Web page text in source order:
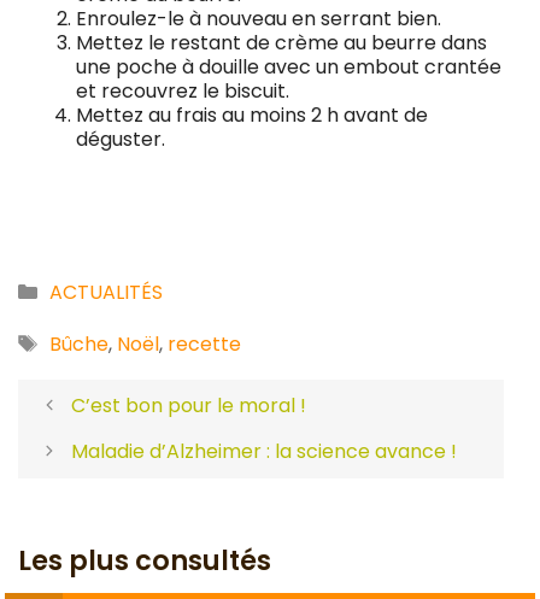
Enroulez-le à nouveau en serrant bien.
Mettez le restant de crème au beurre dans
une poche à douille avec un embout crantée
et recouvrez le biscuit.
Mettez au frais au moins 2 h avant de
déguster.
Catégories
ACTUALITÉS
Étiquettes
Bûche, Noël, recette
C’est bon pour le moral !
Maladie d’Alzheimer : la science avance !
Les plus consultés